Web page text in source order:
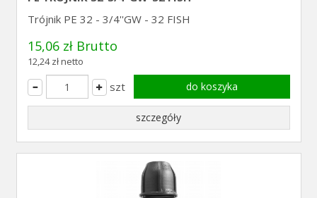
Trójnik PE 32 - 3/4''GW - 32 FISH
15,06 zł Brutto
12,24 zł netto
szt do koszyka
szczegóły